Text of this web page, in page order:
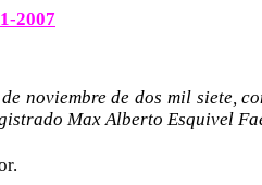
2007
noviembre de dos mil siete,
Max Alberto Esquivel